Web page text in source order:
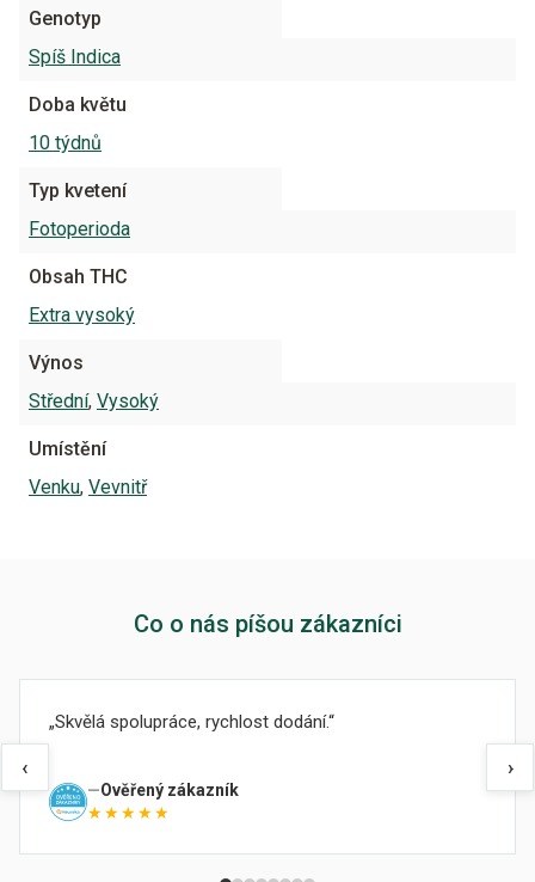
Genotyp
Spíš Indica
Doba květu
10 týdnů
Typ kvetení
Fotoperioda
Obsah THC
Extra vysoký
Výnos
Střední, Vysoký
Umístění
Venku, Vevnitř
Co o nás píšou zákazníci
‹
Skvělá spolupráce, rychlost dodání.
Ověřený zákazník
★★★★★
›